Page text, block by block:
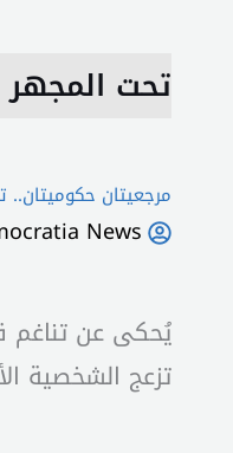
تحت المجهر
مرجعيتان حكوميتان..
News
يُحكى عن تناغم
تزعج الشخصية